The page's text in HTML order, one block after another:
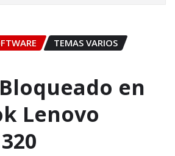
TEMAS VARIOS
en
Lenovo